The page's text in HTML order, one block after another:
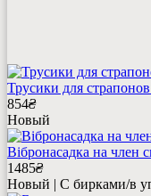
Трусики для
854₴
Новый
Вібронасадка на член
1485₴
Новый | С бирками/в